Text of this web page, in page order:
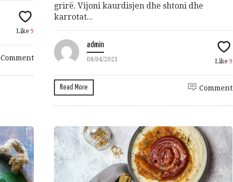
Like 9
Comment
grirë. Vijoni kaurdisjen dhe shtoni dhe
karrotat...
admin
08/04/2021 Like 9
Read More Comment